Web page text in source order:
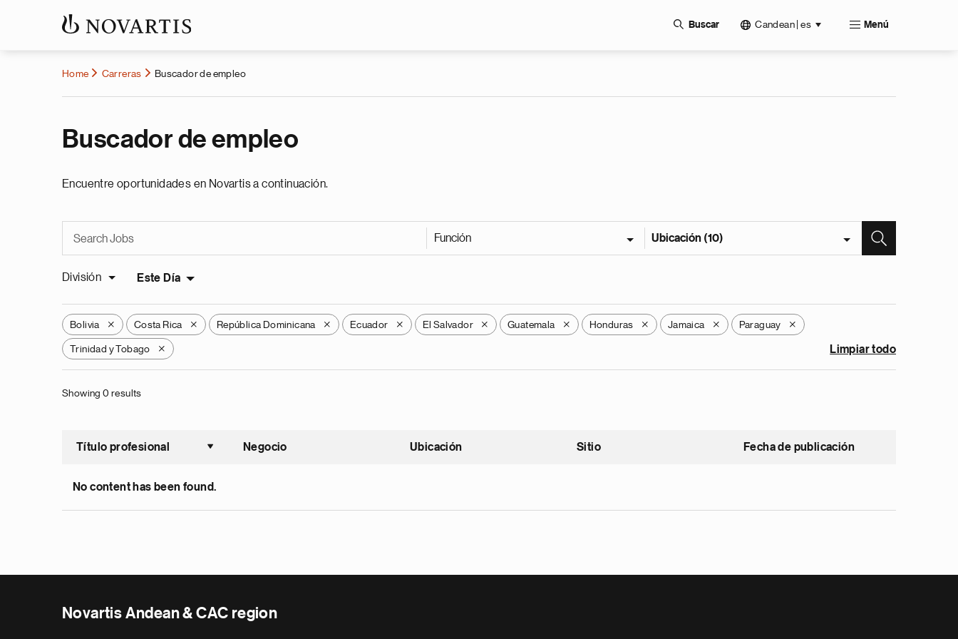
Buscar Candean | es Menú
Home Carreras Buscador de empleo
Buscador de empleo
Encuentre oportunidades en Novartis a continuación.
Función Ubicación (10)
División Este Día
Bolivia X Costa Rica X República Dominicana X Ecuador X El Salvador X Guatemala X Honduras X Jamaica X Paraguay X
Trinidad y Tobago X Limpiar todo
Showing 0 results
Título profesional
Ordenar ascendente
Negocio Ubicación Sitio Fecha de publicación
No content has been found.
Novartis Andean & CAC region